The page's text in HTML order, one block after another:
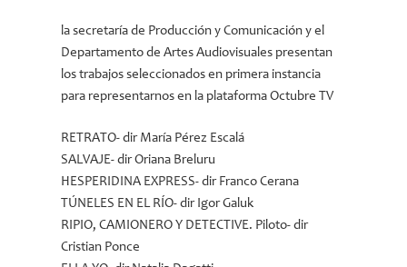
la secretaría de Producción y Comunicación y el
Departamento de Artes Audiovisuales presentan
los trabajos seleccionados en primera instancia
para representarnos en la plataforma Octubre TV
RETRATO- dir María Pérez Escalá
SALVAJE- dir Oriana Breluru
HESPERIDINA EXPRESS- dir Franco Cerana
TÚNELES EN EL RÍO- dir Igor Galuk
RIPIO, CAMIONERO Y DETECTIVE. Piloto- dir
Cristian Ponce